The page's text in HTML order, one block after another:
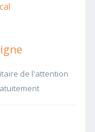
de l'attention